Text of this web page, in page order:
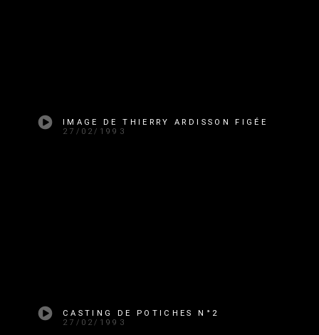
IMAGE DE THIERRY ARDISSON FIGÉE
27/02/1993
CASTING DE POTICHES N°2
27/02/1993